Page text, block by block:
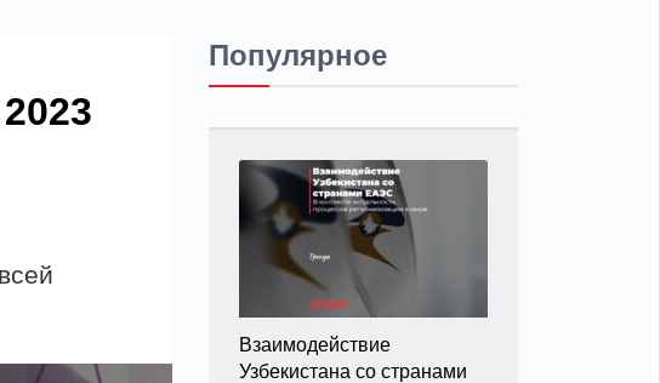
Популярное
Взаимодействие
Узбекистана со странами